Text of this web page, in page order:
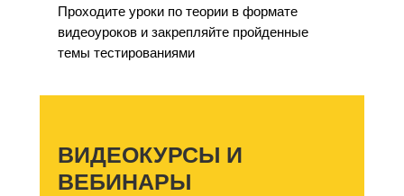
ВИДЕОКУРСЫ И
ВЕБИНАРЫ
Проходите уроки по теории в формате
видеоуроков и закрепляйте пройденные
темы тестированиями